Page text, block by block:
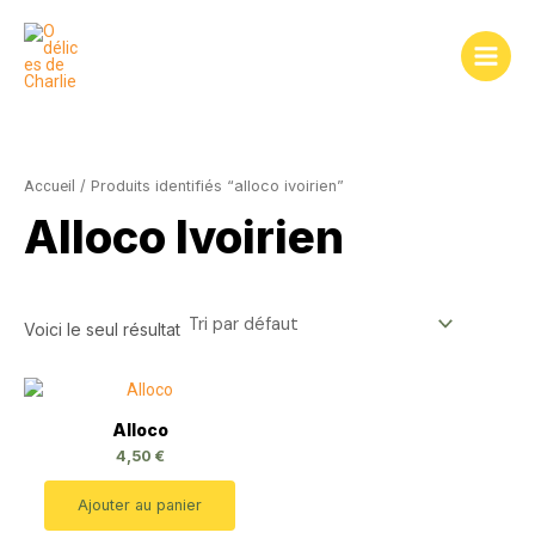
contenu
Accueil / Produits identifiés “alloco ivoirien”
Alloco Ivoirien
Voici le seul résultat
Alloco
4,50 €
Ajouter au panier